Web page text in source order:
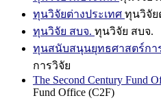
ทุนวิจัยต่างประเทศ ทุนวิจัย
ทุนวิจัย สบจ. ทุนวิจัย สบจ.
ทุนสนับสนุนยุทธศาสตร์กา
การวิจัย
The Second Century Fund
Fund Office (C2F)